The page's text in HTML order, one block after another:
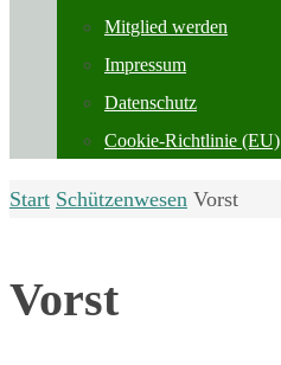
Mitglied werden
Impressum
Datenschutz
Cookie-Richtlinie (EU)
Start Schützenwesen Vorst
Vorst